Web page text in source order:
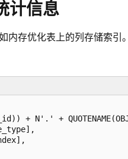
计信息
内存优化表上的列存储索引
+ N'.' +